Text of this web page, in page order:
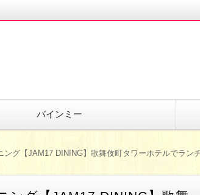
バインミー
ング【JAM17 DINING】歌舞伎町タワーホテルでラン